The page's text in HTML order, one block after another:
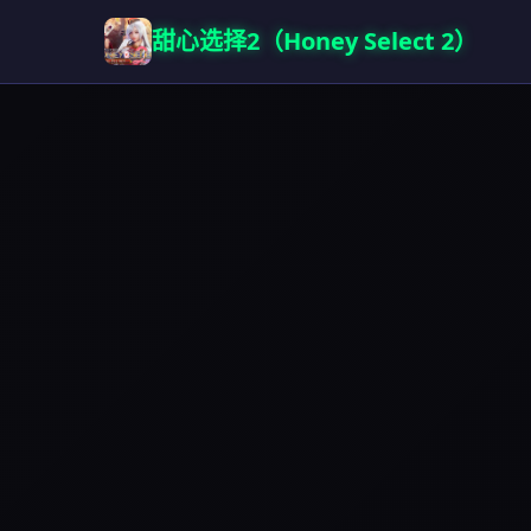
甜心选择2（Honey Select 2）